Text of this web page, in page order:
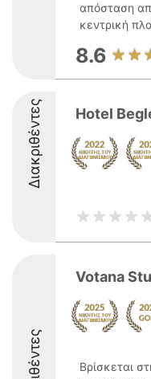
απόσταση
κεντρική
8.6
Διακριθέντες Hotel
Votana
Βρίσκεται